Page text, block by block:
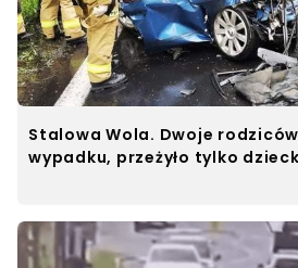
Stalowa Wola. Dwoje
wypadku, przeżyło tylko